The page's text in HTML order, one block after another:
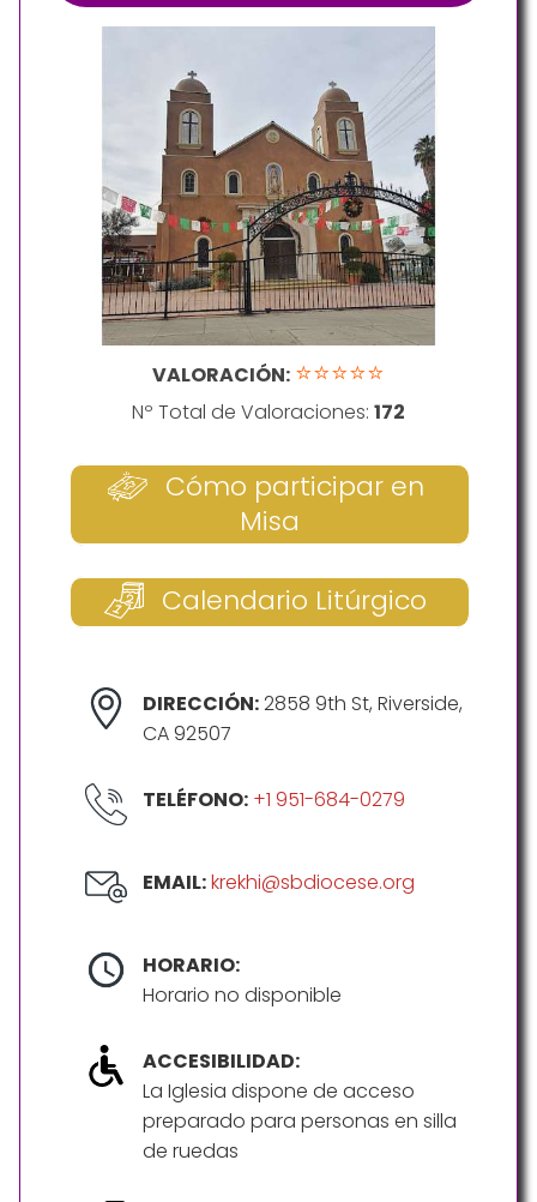
VALORACIÓN: ⭐⭐⭐⭐⭐
Nº Total de Valoraciones: 172
Cómo participar en
Misa
Calendario Litúrgico
DIRECCIÓN:2858 9th St, Riverside,
CA 92507
TELÉFONO: +1 951-684-0279
EMAIL:krekhi@sbdiocese.org
HORARIO:
Horario no disponible
ACCESIBILIDAD:
La Iglesia dispone de acceso
preparado para personas en silla
de ruedas